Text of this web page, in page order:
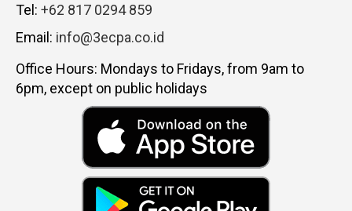
Tel: +62 817 0294 859
Email: info@3ecpa.co.id
Office Hours: Mondays to Fridays, from 9am to
6pm, except on public holidays